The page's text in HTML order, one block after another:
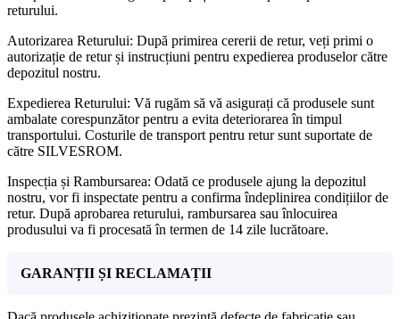
returului.
Autorizarea Returului: După primirea cererii de retur, veți primi o
autorizație de retur și instrucțiuni pentru expedierea produselor către
depozitul nostru.
Expedierea Returului: Vă rugăm să vă asigurați că produsele sunt
ambalate corespunzător pentru a evita deteriorarea în timpul
transportului. Costurile de transport pentru retur sunt suportate de
către SILVESROM.
Inspecția și Rambursarea: Odată ce produsele ajung la depozitul
nostru, vor fi inspectate pentru a confirma îndeplinirea condițiilor de
retur. După aprobarea returului, rambursarea sau înlocuirea
produsului va fi procesată în termen de 14 zile lucrătoare.
GARANȚII ȘI RECLAMAȚII